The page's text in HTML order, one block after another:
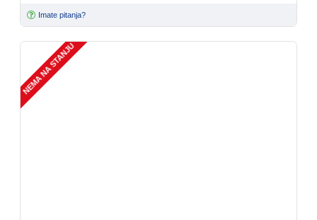
Imate pitanja?
NEMA NA STANJU